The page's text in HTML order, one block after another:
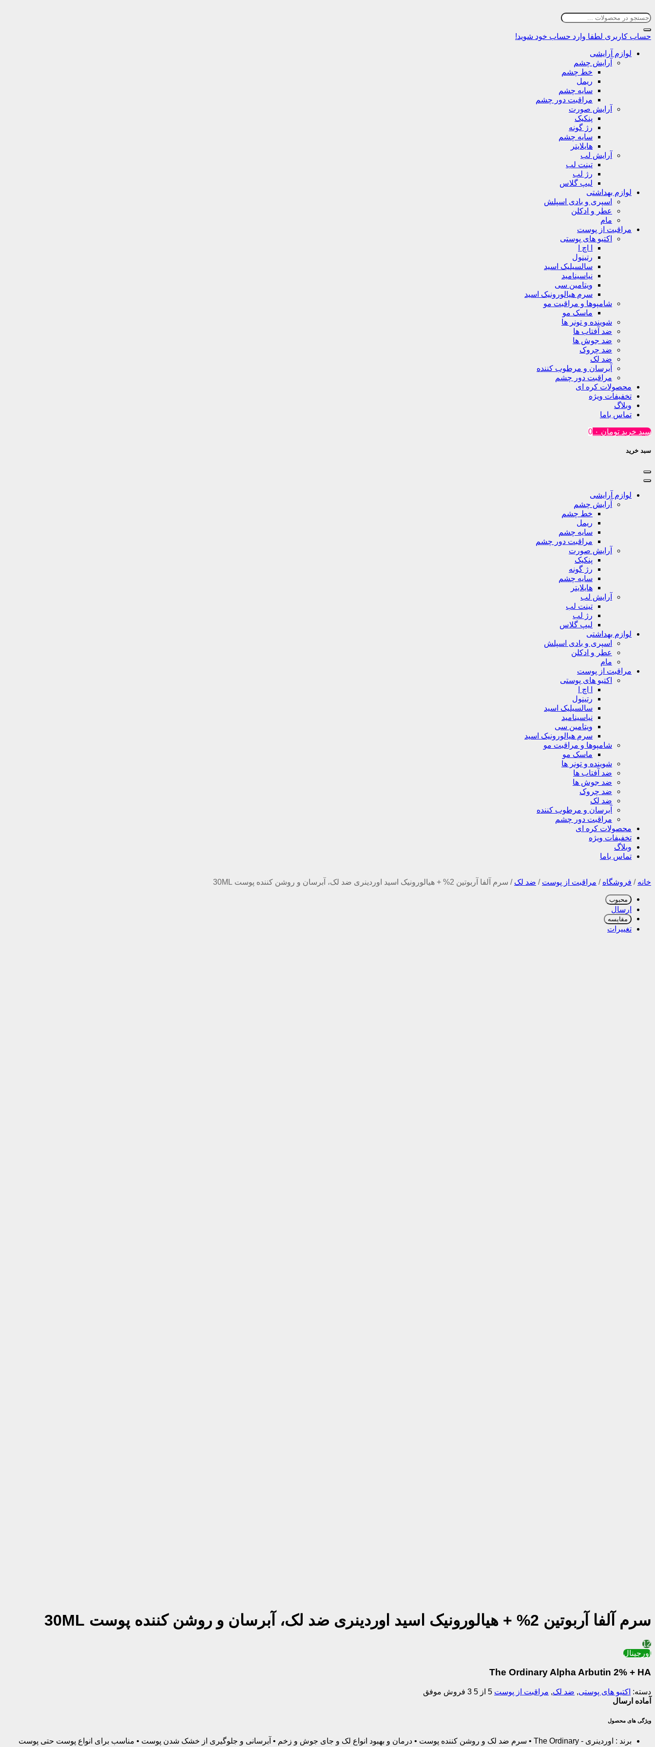
حساب کاربری لطفا وارد حساب خود شوید!
لوازم آرایشی
آرایش چشم
خط چشم
ریمل
سایه چشم
مراقبت دور چشم
آرایش صورت
پنکیک
رژ گونه
سایه چشم
هایلایتر
آرایش لب
تینت لب
رژ لب
لیپ گلاس
لوازم بهداشتی
اسپری و بادی اسپلش
عطر و ادکلن
مام
مراقبت از پوست
اکتیو های پوستی
ا اچ ا
رتینول
سالسیلیک اسید
نیاسینامید
ویتامین سی
سرم هیالورونیک اسید
شامپوها و مراقبت مو
ماسک مو
شوینده و تونر ها
ضد آفتاب ها
ضد جوش ها
ضد چروک
ضد لک
آبرسان و مرطوب کننده
مراقبت دور چشم
محصولات کره ای
تخفیفات ویژه
وبلاگ
تماس باما
سبد خرید تومان 0
سبد خرید
لوازم آرایشی
آرایش چشم
خط چشم
ریمل
سایه چشم
مراقبت دور چشم
آرایش صورت
پنکیک
رژ گونه
سایه چشم
هایلایتر
آرایش لب
تینت لب
رژ لب
لیپ گلاس
لوازم بهداشتی
اسپری و بادی اسپلش
عطر و ادکلن
مام
مراقبت از پوست
اکتیو های پوستی
ا اچ ا
رتینول
سالسیلیک اسید
نیاسینامید
ویتامین سی
سرم هیالورونیک اسید
شامپوها و مراقبت مو
ماسک مو
شوینده و تونر ها
ضد آفتاب ها
ضد جوش ها
ضد چروک
ضد لک
آبرسان و مرطوب کننده
مراقبت دور چشم
محصولات کره ای
تخفیفات ویژه
وبلاگ
تماس باما
خانه / فروشگاه / مراقبت از پوست / ضد لک / سرم آلفا آربوتین 2% + هیالورونیک اسید اوردینری ضد لک، آبرسان و روشن کننده پوست 30ML
محبوب
ارسال
مقایسه
تغییرات
سرم آلفا آربوتین 2% + هیالورونیک اسید اوردینری ضد لک، آبرسان و روشن کننده پوست 30ML
12
اورجینال
The Ordinary Alpha Arbutin 2% + HA
دسته: اکتیو های پوستی, ضد لک, مراقبت از پوست 5 از 5
3 فروش موفق
آماده ارسال
ویژگی های محصول
برند : اوردینری - The Ordinary • سرم ضد لک و روشن کننده پوست • درمان و بهبود انواع لک و جای جوش و زخم • آبرسانی و جلوگیری از خشک شدن پوست • مناسب برای انواع پوست حتی پوست